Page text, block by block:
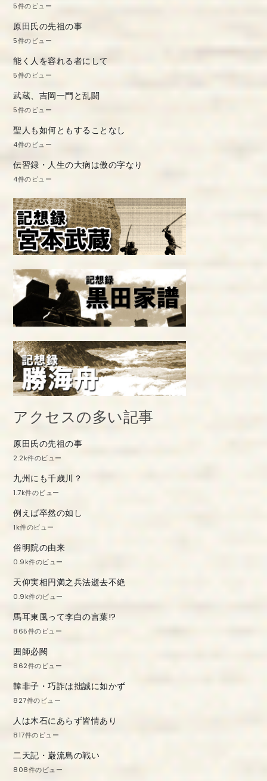
5件のビュー
原田氏の先祖の事
5件のビュー
能く人を容れる者にして
5件のビュー
武蔵、吉岡一門と乱闘
5件のビュー
聖人も如何ともすることなし
4件のビュー
伝習録・人生の大病は傲の字なり
4件のビュー
アクセスの多い記事
原田氏の先祖の事
2.2k件のビュー
九州にも千歳川？
1.7k件のビュー
例えば卒然の如し
1k件のビュー
俗明院の由来
0.9k件のビュー
天仰実相円満之兵法逝去不絶
0.9k件のビュー
馬耳東風って李白の言葉!?
865件のビュー
囲師必闕
862件のビュー
韓非子・巧詐は拙誠に如かず
827件のビュー
人は木石にあらず皆情あり
817件のビュー
二天記・巌流島の戦い
808件のビュー